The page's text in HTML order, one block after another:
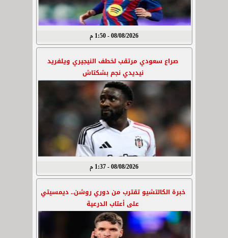
08/08/2026 - 1:50 م
صراع سعودي مرتقب لخطف النيجيري ويلفريد
نيديدي نجم بشكتاش
08/08/2026 - 1:37 م
خبرة الكالتشيو تقترب من دوري روشن.. ديمسيتي
على أعتاب الدرعية